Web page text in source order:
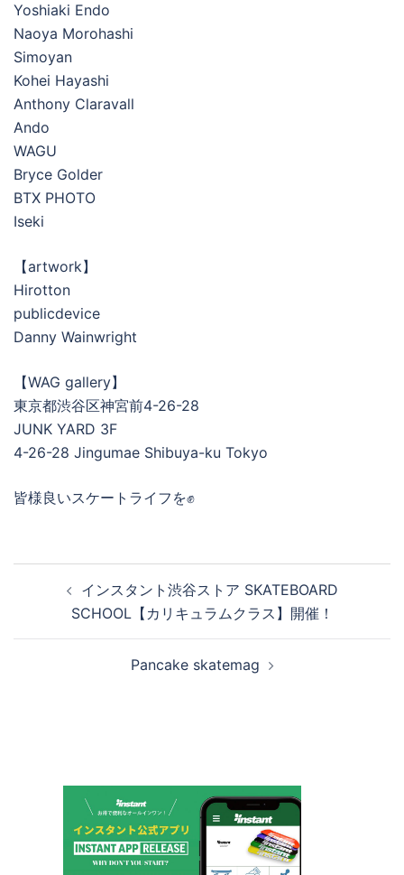
Yoshiaki Endo
Naoya Morohashi
Simoyan
Kohei Hayashi
Anthony Claravall
Ando
WAGU
Bryce Golder
BTX PHOTO
Iseki
【artwork】
Hirotton
publicdevice
Danny Wainwright
【WAG gallery】
東京都渋谷区神宮前4-26-28
JUNK YARD 3F
4-26-28 Jingumae Shibuya-ku Tokyo
皆様良いスケートライフを✊
インスタント渋谷ストア SKATEBOARD
SCHOOL【カリキュラムクラス】開催！
Pancake skatemag